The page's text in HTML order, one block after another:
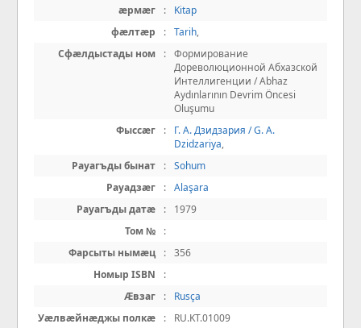
æрмæг :
Kitap
фæлтæр
: Tarih,
Сфæлдыстады ном
: Формирование
Дореволюционной Абхазской
Интеллигенции / Abhaz
Aydınlarının Devrim Öncesi
Oluşumu
Фыссæг
:
Г. А. Дзидзария / G. A.
Dzidzariya,
Рауагъды бынат
: Sohum
Рауадзæг
: Alaşara
Рауагъды датæ
:
1979
Том №
:
Фарсыты нымæц
: 356
Номыр ISBN
:
Æвзаг
:
Rusça
Уæлвæйнæджы полкæ
: RU.KT.01009